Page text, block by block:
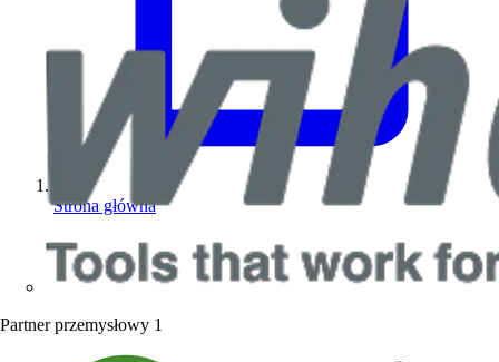
Partner przemysłowy 1
Strona główna